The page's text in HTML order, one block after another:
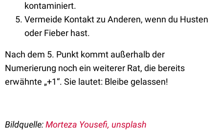
kontaminiert.
Vermeide Kontakt zu Anderen, wenn du Husten
oder Fieber hast.
Nach dem 5. Punkt kommt außerhalb der
Numerierung noch ein weiterer Rat, die bereits
erwähnte „+1“. Sie lautet: Bleibe gelassen!
Bildquelle:Morteza Yousefi, unsplash